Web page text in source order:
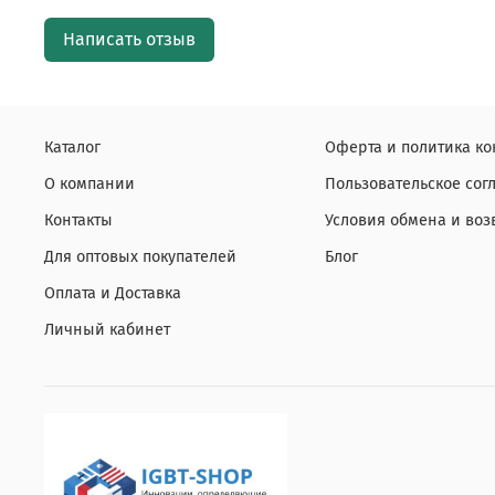
Написать отзыв
Каталог
О компании
Контакты
Для оптовых покупателей
Оплата и Доставка
Личный кабинет
Оферта и политика
Пользовательское
Условия обмена и
Блог